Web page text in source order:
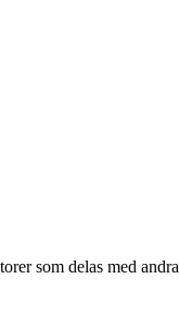
som delas med andra